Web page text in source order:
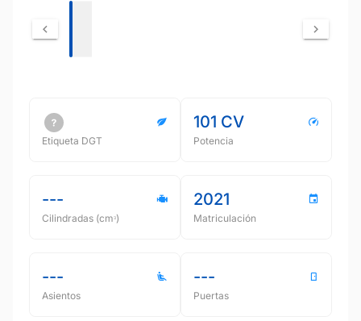
Etiqueta DGT
101 CV
Potencia
---
Cilindradas (cmᵌ)
2021
Matriculación
---
Asientos
---
Puertas